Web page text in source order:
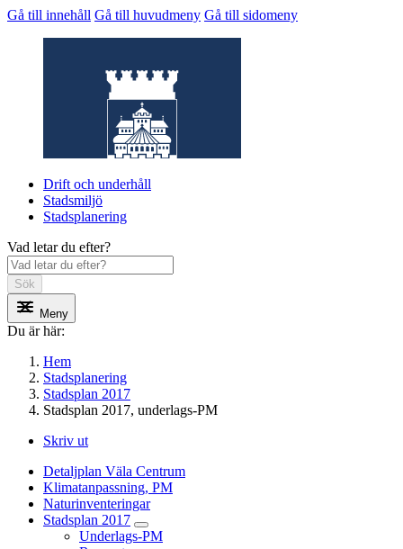
Gå till innehåll Gå till huvudmeny Gå till sidomeny
SBF Dokument
Drift och underhåll
Stadsmiljö
Stadsplanering
Vad letar du efter?
Sök
Meny
Du är här:
Hem
Stadsplanering
Stadsplan 2017
Stadsplan 2017, underlags-PM
Skriv ut
Detaljplan Väla Centrum
Klimatanpassning, PM
Naturinventeringar
Stadsplan 2017
Underlags-PM